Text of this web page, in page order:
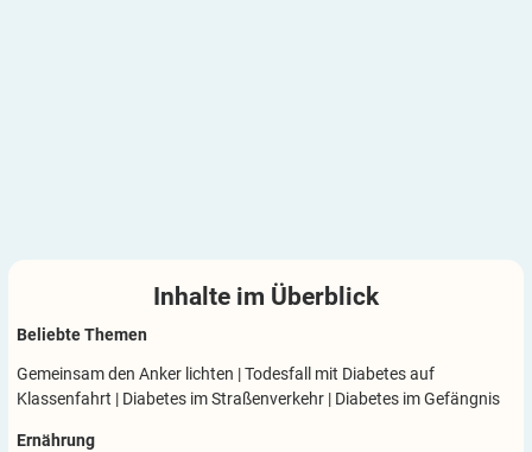
Inhalte im Überblick
Beliebte Themen
Gemeinsam den Anker lichten |Todesfall mit Diabetes auf
Klassenfahrt | Diabetes im Straßenverkehr | Diabetes im Gefängnis
Ernährung